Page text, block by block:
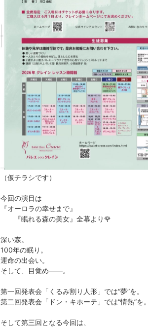
（仮チラシです）
今回の演目は
『オーロラの幸せまで』
『眠れる森の美女』全幕より🌹
深い森。
100年の眠り。
運命の出会い。
そして、目覚め——。
第一回発表会「くるみ割り人形」では“夢”を。
第二回発表会「ドン・キホーテ」では“情熱”を。
そして第三回となる今回は、